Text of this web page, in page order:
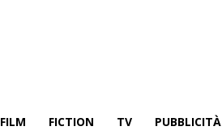
FILM FICTION TV PUBBLICITÀ